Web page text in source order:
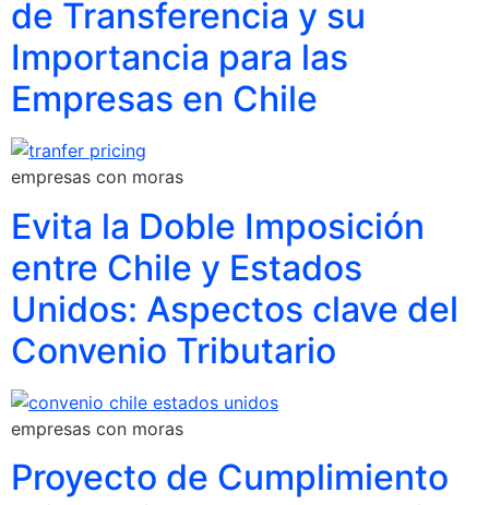
de Transferencia y su
Importancia para las
Empresas en Chile
empresas con moras
Evita la Doble Imposición
entre Chile y Estados
Unidos: Aspectos clave del
Convenio Tributario
empresas con moras
Proyecto de Cumplimiento